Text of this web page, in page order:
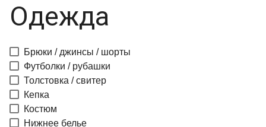
Одежда
Брюки / джинсы / шорты
Футболки / рубашки
Толстовка / свитер
Кепка
Костюм
Нижнее белье